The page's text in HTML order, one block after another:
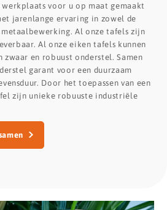
voor u op maat gemaakt
jarenlange ervaring in zowel de
Al onze tafels zijn
Al onze eiken tafels kunnen
zwaar en robuust onderstel. Samen
garant voor een duurzaam
Door het toepassen van een
zijn unieke robuuste industriële